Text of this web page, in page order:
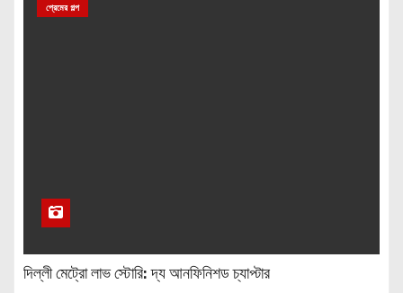
প্রেমের গল্প
দিল্লী মেট্রো লাভ স্টোরি: দ্য আনফিনিশড চ্যাপ্টার